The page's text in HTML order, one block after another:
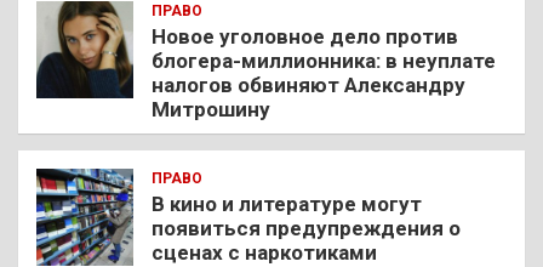
ПРАВО
Новое уголовное дело против
блогера-миллионника: в неуплате
налогов обвиняют Александру
Митрошину
ПРАВО
В кино и литературе могут
появиться предупреждения о
сценах с наркотиками